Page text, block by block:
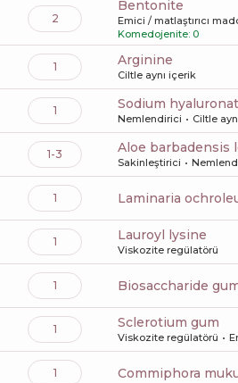
2
bentonite
Emici / matlaştırıcı
Komedojenite: 0
1 arginine
Ciltle aynı içerik
1 sodium
Nemlendirici Ciltle
1-3 aloe barbadensis
Sakinleştirici
1 laminaria
1 lauroyl lysine
Viskozite regülatörü
1 biosaccharide
1 sclerotium gum
Viskozite regülatörü
1 commiphora